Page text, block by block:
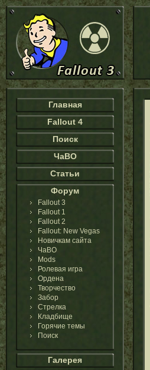
Главная
Fallout 4
Поиск
ЧаВО
Статьи
Форум
Fallout 3
Fallout 1
Fallout 2
Fallout: New Vegas
Новичкам сайта
ЧаВО
Mods
Ролевая игра
Ордена
Творчество
Забор
Стрелка
Кладбище
Горячие темы
Поиск
Галерея